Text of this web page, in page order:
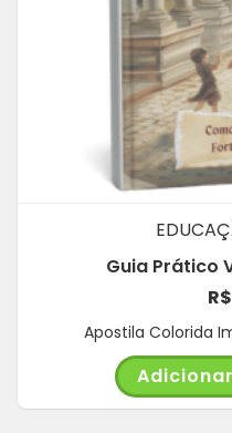
Guia Prático
R$
Apostila Colorida